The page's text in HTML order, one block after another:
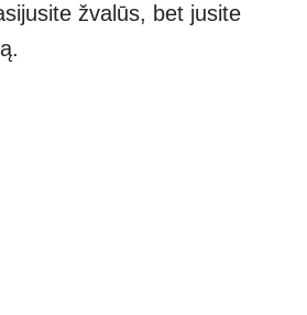
žvalūs, bet jusite